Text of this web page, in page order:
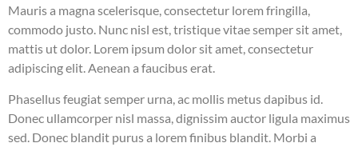
Mauris a magna scelerisque, consectetur lorem fringilla,
commodo justo. Nunc nisl est, tristique vitae semper sit amet,
mattis ut dolor. Lorem ipsum dolor sit amet, consectetur
adipiscing elit. Aenean a faucibus erat.
Phasellus feugiat semper urna, ac mollis metus dapibus id.
Donec ullamcorper nisl massa, dignissim auctor ligula maximus
sed. Donec blandit purus a lorem finibus blandit. Morbi a